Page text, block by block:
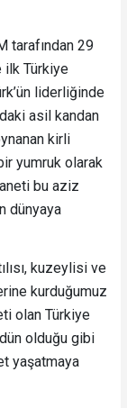
tarafından 29
ilk Türkiye
liderliğinde
asil kandan
kirli
yumruk olarak
bu aziz
dünyaya
kuzeylisi ve
kurduğumuz
olan Türkiye
olduğu gibi
yaşatmaya